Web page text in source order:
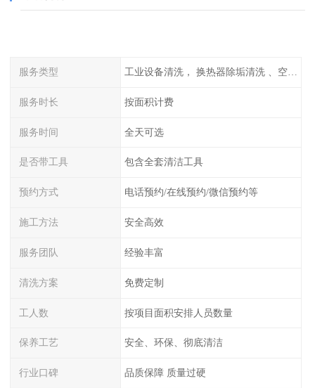
服务类型 工业设备清洗， 换热器除垢清洗 、空调清洗等
服务时长 按面积计费
服务时间 全天可选
是否带工具 包含全套清洁工具
预约方式 电话预约/在线预约/微信预约等
施工方法 安全高效
服务团队 经验丰富
清洗方案 免费定制
工人数 按项目面积安排人员数量
保养工艺 安全、环保、彻底清洁
行业口碑 品质保障 质量过硬